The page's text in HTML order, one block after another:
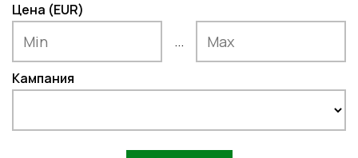
Цена (EUR)
...
Кампания